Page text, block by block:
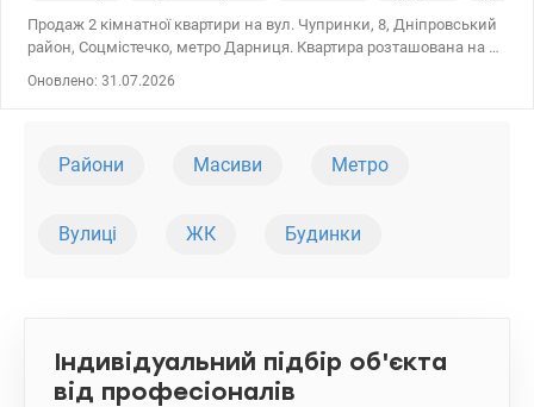
Продаж 2 кімнатної квартири на вул. Чупринки, 8, Дніпровський
район, Соцмістечко, метро Дарниця. Квартира розташована на 5-
та меблі. Засклений балкон обшитий деревом. Розвинена
Оновлено: 31.07.2026
Райони Масиви Метро
Вулиці ЖК Будинки
Індивідуальний підбір об'єкта
від професіоналів